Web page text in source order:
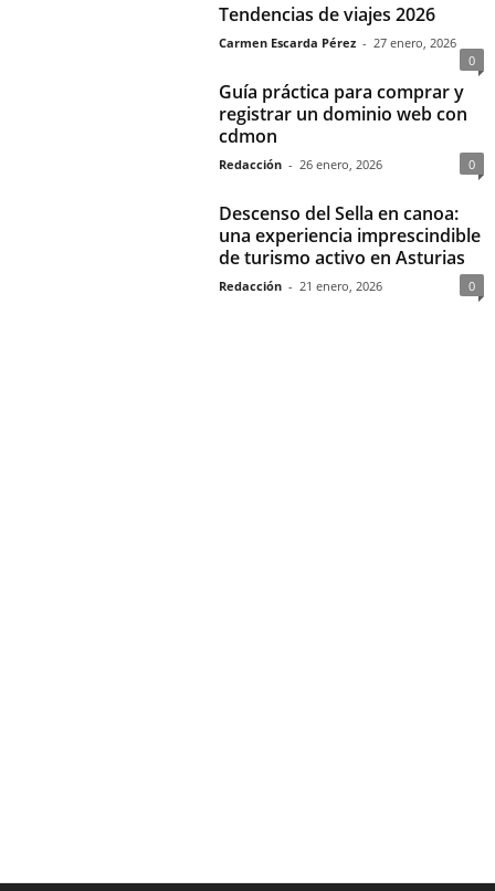
Tendencias de viajes 2026
Carmen Escarda Pérez - 27 enero, 2026
0
Guía práctica para comprar y
registrar un dominio web con
cdmon
Redacción - 26 enero, 2026 0
Descenso del Sella en canoa:
una experiencia imprescindible
de turismo activo en Asturias
Redacción - 21 enero, 2026 0